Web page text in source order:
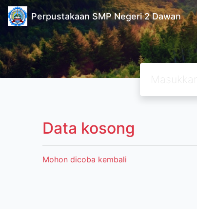
Perpustakaan SMP Negeri 2 Dawan
Data kosong
Mohon dicoba kembali